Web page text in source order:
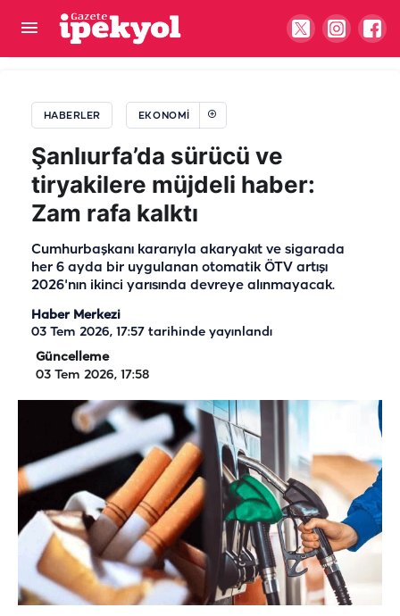
HABERLER EKONOMI
Şanlıurfa’da sürücü ve
tiryakilere müjdeli haber:
Zam rafa kalktı
Cumhurbaşkanı kararıyla akaryakıt ve sigarada
her 6 ayda bir uygulanan otomatik ÖTV artışı
2026'nın ikinci yarısında devreye alınmayacak.
Haber Merkezi
03 Tem 2026, 17:57 tarihinde yayınlandı
Güncelleme
03 Tem 2026, 17:58
Altın yatırımcısının yüzünü güldürecek haber